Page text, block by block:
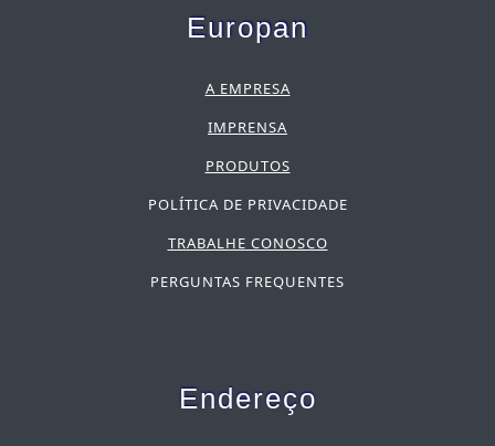
Europan
A EMPRESA
IMPRENSA
PRODUTOS
POLÍTICA DE PRIVACIDADE
TRABALHE CONOSCO
PERGUNTAS FREQUENTES
Endereço